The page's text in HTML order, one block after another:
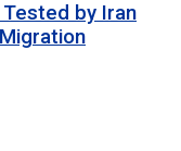
by Iran